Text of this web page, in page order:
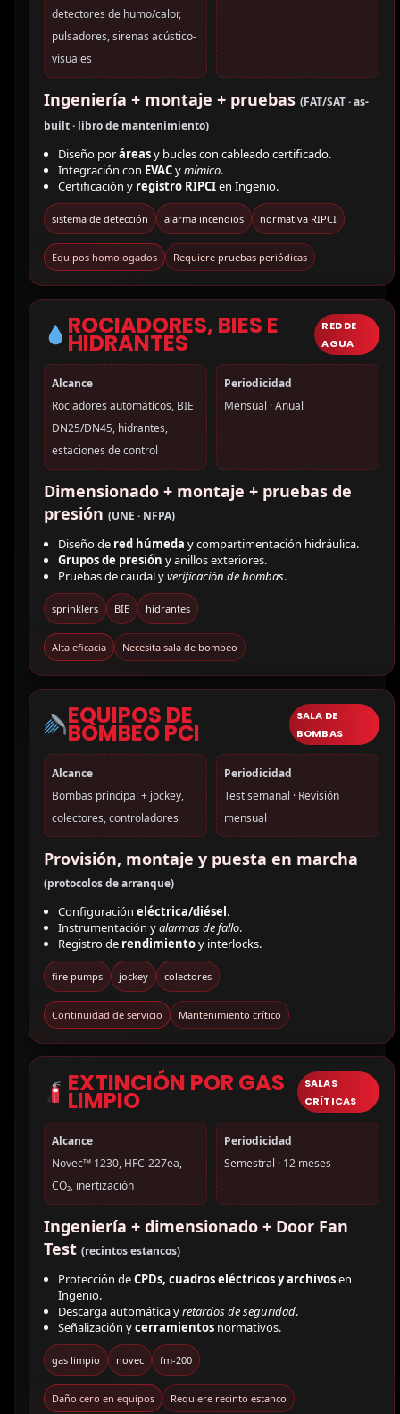
detectores de humo/calor,
pulsadores, sirenas acústico-
visuales
Ingeniería + montaje + pruebas (FAT/SAT · as-
built · libro de mantenimiento)
Diseño poráreasy bucles con cableado certificado.
Integración con EVACymímico.
Certificación y registro RIPCIen Ingenio.
sistema de detección alarma incendios normativa RIPCI
Equipos homologados Requiere pruebas periódicas
ROCIADORES, BIES E
HIDRANTES
RED DE
AGUA
Alcance
Rociadores automáticos, BIE
DN25/DN45, hidrantes,
estaciones de control
Periodicidad
Mensual · Anual
Dimensionado + montaje + pruebas de
presión (UNE · NFPA)
Diseño de red húmeda y compartimentación hidráulica.
Grupos de presión y anillos exteriores.
Pruebas de caudal yverificación de bombas.
sprinklers BIE hidrantes
Alta eficacia Necesita sala de bombeo
EQUIPOS DE
BOMBEO PCI
SALA DE
BOMBAS
Alcance
Bombas principal + jockey,
colectores, controladores
Periodicidad
Test semanal · Revisión
mensual
Provisión, montaje y puesta en marcha
(protocolos de arranque)
Configuración eléctrica/diésel.
Instrumentación yalarmas de fallo.
Registro de rendimientoy interlocks.
fire pumps jockey colectores
Continuidad de servicio Mantenimiento crítico
EXTINCIÓN POR GAS
LIMPIO
SALAS
CRÍTICAS
Alcance
Novec™ 1230, HFC-227ea,
CO₂, inertización
Periodicidad
Semestral · 12 meses
Ingeniería + dimensionado + Door Fan
Test (recintos estancos)
Protección deCPDs, cuadros eléctricos y archivosen
Ingenio.
Descarga automática yretardos de seguridad.
Señalización ycerramientosnormativos.
gas limpio novec fm-200
Daño cero en equipos Requiere recinto estanco